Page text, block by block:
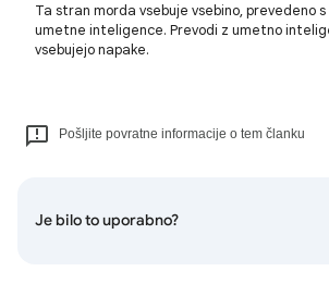
Ta stran morda vsebuje vsebino, prevedeno
umetne inteligence. Prevodi z umetno
vsebujejo napake.
Pošljite povratne informacije o tem članku
Je bilo to uporabno?